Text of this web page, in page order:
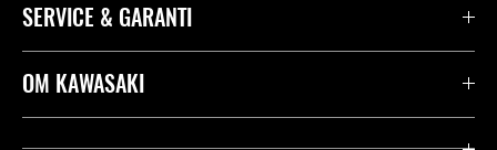
SERVICE & GARANTI
Kontakta oss
OM KAWASAKI
Företag